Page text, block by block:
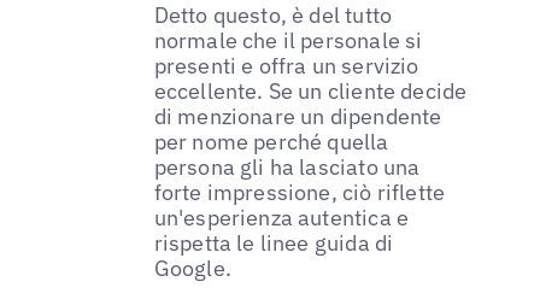
Detto questo, è del tutto
normale che il personale si
presenti e offra un servizio
eccellente. Se un cliente decide
di menzionare un dipendente
per nome perché quella
persona gli ha lasciato una
forte impressione, ciò riflette
un'esperienza autentica e
rispetta le linee guida di
Google.